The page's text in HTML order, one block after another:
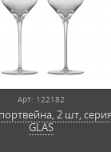
Арт: 122182
2 шт,
GLAS